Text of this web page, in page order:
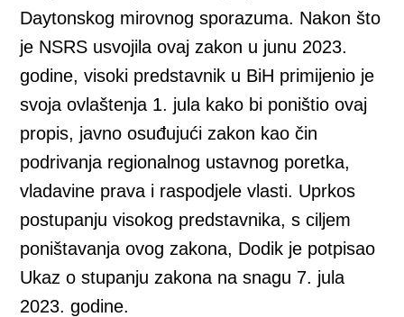
Daytonskog mirovnog sporazuma. Nakon što
je NSRS usvojila ovaj zakon u junu 2023.
godine, visoki predstavnik u BiH primijenio je
svoja ovlaštenja 1. jula kako bi poništio ovaj
propis, javno osuđujući zakon kao čin
podrivanja regionalnog ustavnog poretka,
vladavine prava i raspodjele vlasti. Uprkos
postupanju visokog predstavnika, s ciljem
poništavanja ovog zakona, Dodik je potpisao
Ukaz o stupanju zakona na snagu 7. jula
2023. godine.